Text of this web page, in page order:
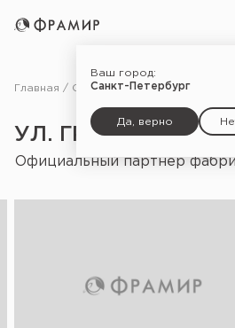
Ваш город:
Санкт-Петербург
Да, верно
Главная Салоны
УЛ.
Официальный партнёр